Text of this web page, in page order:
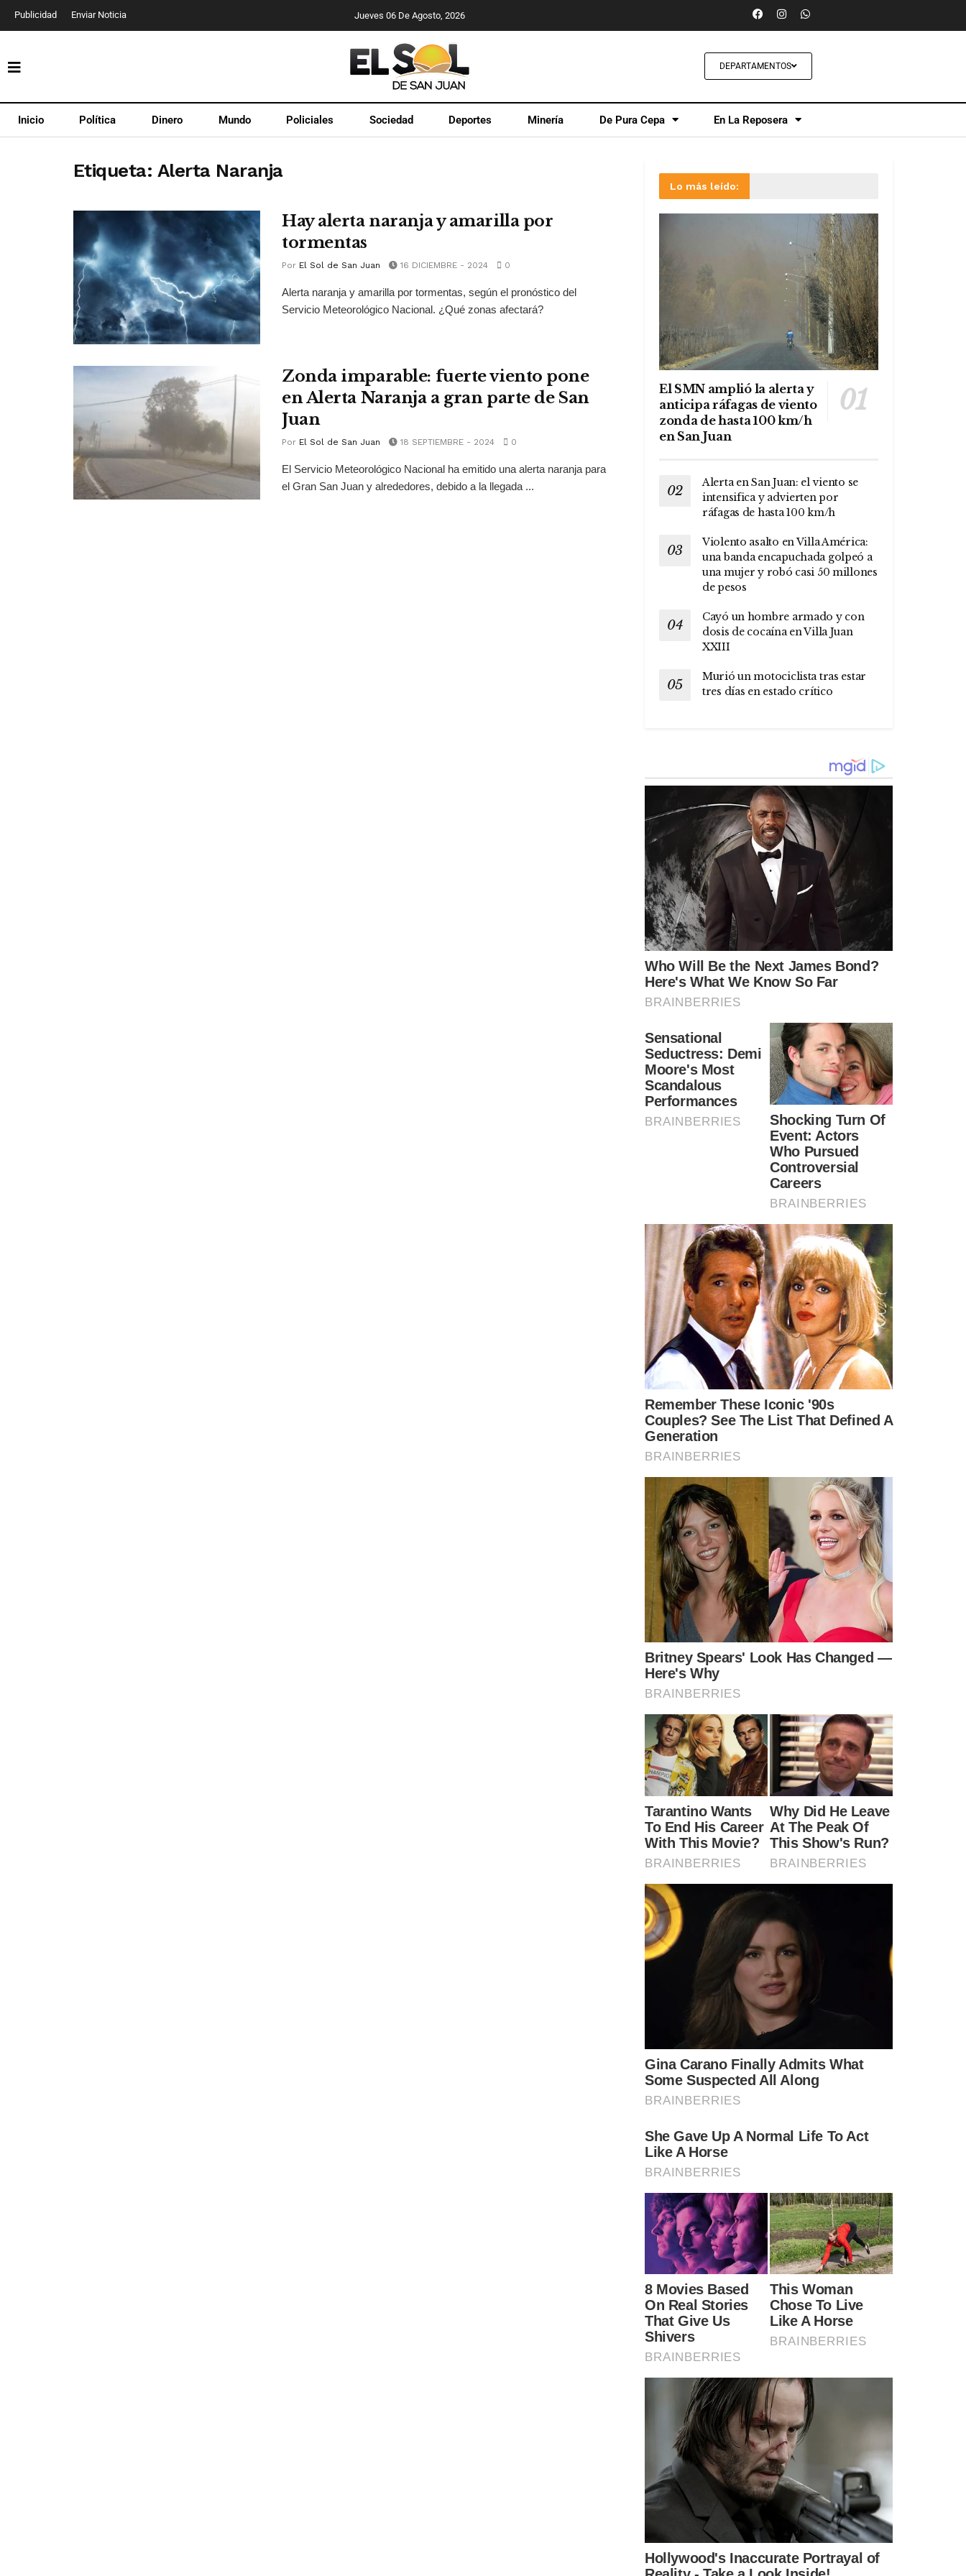
Publicidad Enviar Noticia Jueves 06 De Agosto, 2026
DEPARTAMENTOS
Inicio Política Dinero Mundo Policiales Sociedad Deportes Minería De Pura Cepa En La Reposera
Etiqueta: Alerta Naranja
Hay alerta naranja y amarilla por
tormentas
Por El Sol de San Juan 16 DICIEMBRE - 2024 0
Alerta naranja y amarilla por tormentas, según el pronóstico del
Servicio Meteorológico Nacional. ¿Qué zonas afectará?
Zonda imparable: fuerte viento pone
en Alerta Naranja a gran parte de San
Juan
Por El Sol de San Juan 18 SEPTIEMBRE - 2024 0
El Servicio Meteorológico Nacional ha emitido una alerta naranja para
el Gran San Juan y alrededores, debido a la llegada ...
Lo más leído:
El SMN amplió la alerta y
anticipa ráfagas de viento
zonda de hasta 100 km/h
en San Juan
Alerta en San Juan: el viento se
intensifica y advierten por
ráfagas de hasta 100 km/h
Violento asalto en Villa América:
una banda encapuchada golpeó a
una mujer y robó casi 50 millones
de pesos
Cayó un hombre armado y con
dosis de cocaína en Villa Juan
XXIII
Murió un motociclista tras estar
tres días en estado crítico